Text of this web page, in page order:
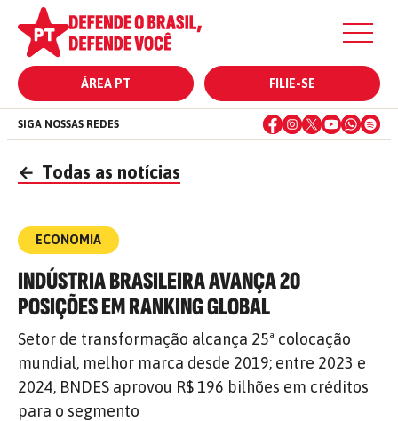
ÁREA PT FILIE-SE
SIGA NOSSAS REDES
← Todas as notícias
ECONOMIA
INDÚSTRIA BRASILEIRA AVANÇA 20
POSIÇÕES EM RANKING GLOBAL
Setor de transformação alcança 25ª colocação
mundial, melhor marca desde 2019; entre 2023 e
2024, BNDES aprovou R$ 196 bilhões em créditos
para o segmento